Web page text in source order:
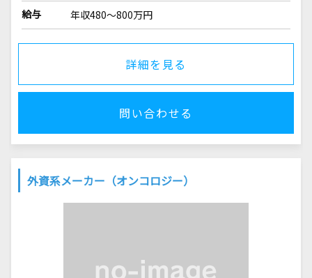
給与 年収480～800万円
詳細を見る
問い合わせる
外資系メーカー（オンコロジー）